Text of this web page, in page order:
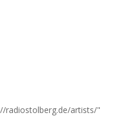
radiostolberg.de/artists/"